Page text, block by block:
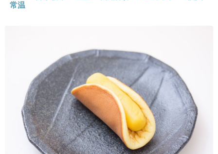
常温